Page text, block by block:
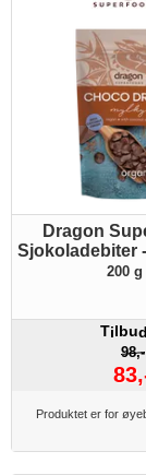
Dragon
Sjokoladebiter
200 g
Tilbud
98,-
Produktet er for